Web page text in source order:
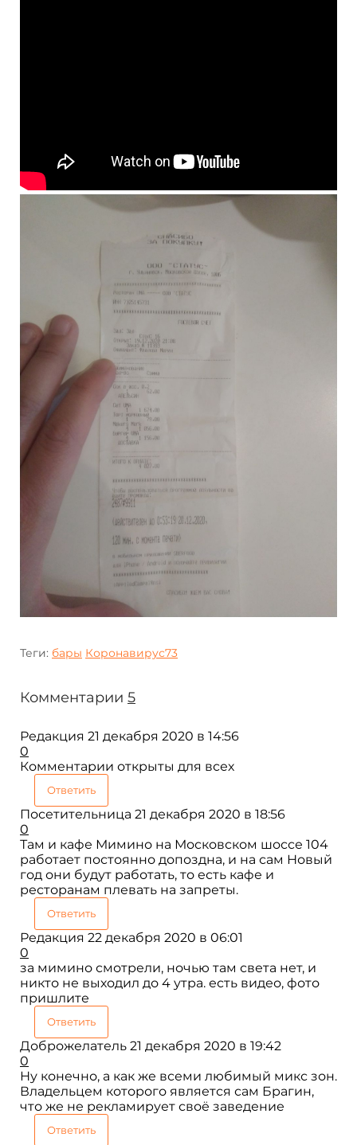
Теги: бары Коронавирус73
Комментарии 5
Редакция 21 декабря 2020 в 14:56
0
Комментарии открыты для всех
Ответить
Посетительница 21 декабря 2020 в 18:56
0
Там и кафе Мимино на Московском шоссе 104
работает постоянно допоздна, и на сам Новый
год они будут работать, то есть кафе и
ресторанам плевать на запреты.
Ответить
Редакция 22 декабря 2020 в 06:01
0
за мимино смотрели, ночью там света нет, и
никто не выходил до 4 утра. есть видео, фото
пришлите
Ответить
Доброжелатель 21 декабря 2020 в 19:42
0
Ну конечно, а как же всеми любимый микс зон.
Владельцем которого является сам Брагин,
что же не рекламирует своё заведение
Ответить